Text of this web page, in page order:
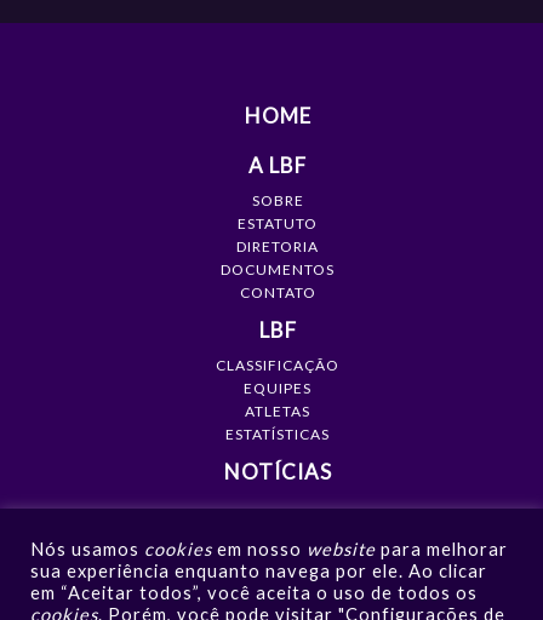
HOME
A LBF
SOBRE
ESTATUTO
DIRETORIA
DOCUMENTOS
CONTATO
LBF
CLASSIFICAÇÃO
EQUIPES
ATLETAS
ESTATÍSTICAS
NOTÍCIAS
GALERIAS
VÍDEOS
NOTÍCIAS
Nós usamos cookies em nosso website para melhorar
sua experiência enquanto navega por ele. Ao clicar
em “Aceitar todos”, você aceita o uso de todos os
cookies. Porém, você pode visitar "Configurações de